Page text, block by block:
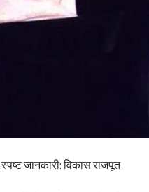
जानकारी: विकास राजपूत